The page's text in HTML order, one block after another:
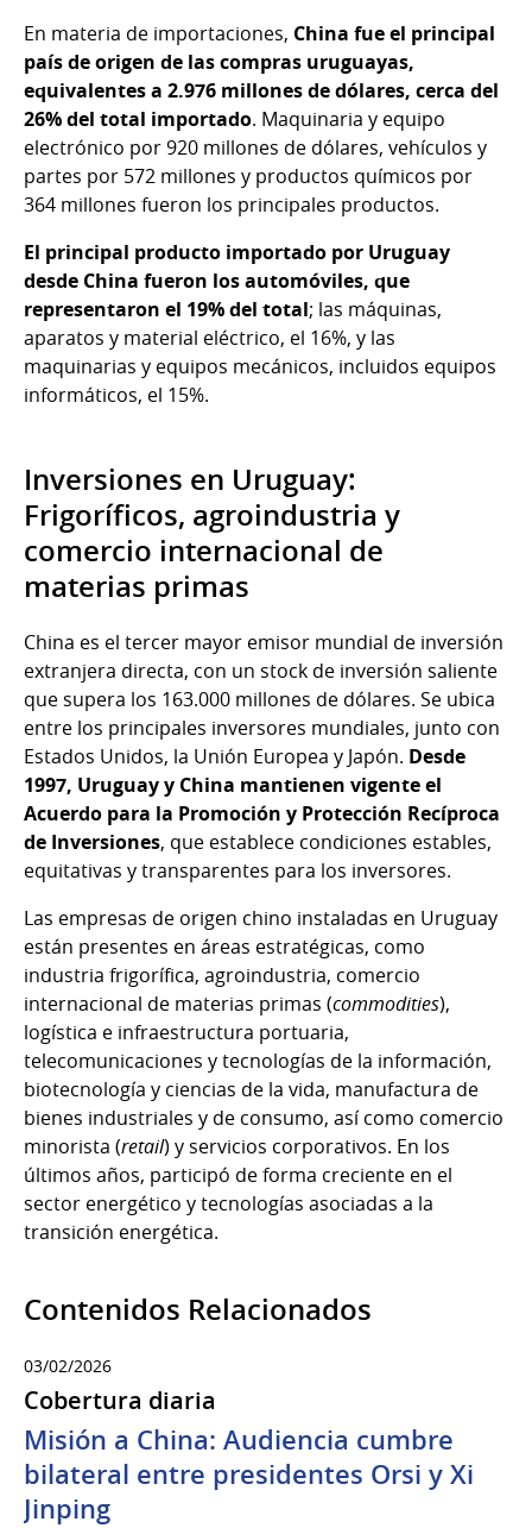
En materia de importaciones, China fue el principal
país de origen de las compras uruguayas,
equivalentes a 2.976 millones de dólares, cerca del
26% del total importado. Maquinaria y equipo
electrónico por 920 millones de dólares, vehículos y
partes por 572 millones y productos químicos por
364 millones fueron los principales productos.
El principal producto importado por Uruguay
desde China fueron los automóviles, que
representaron el 19% del total; las máquinas,
aparatos y material eléctrico, el 16%, y las
maquinarias y equipos mecánicos, incluidos equipos
informáticos, el 15%.
Inversiones en Uruguay:
Frigoríficos, agroindustria y
comercio internacional de
materias primas
China es el tercer mayor emisor mundial de inversión
extranjera directa, con un stock de inversión saliente
que supera los 163.000 millones de dólares. Se ubica
entre los principales inversores mundiales, junto con
Estados Unidos, la Unión Europea y Japón. Desde
1997, Uruguay y China mantienen vigente el
Acuerdo para la Promoción y Protección Recíproca
de Inversiones, que establece condiciones estables,
equitativas y transparentes para los inversores.
Las empresas de origen chino instaladas en Uruguay
están presentes en áreas estratégicas, como
industria frigorífica, agroindustria, comercio
internacional de materias primas (commodities),
logística e infraestructura portuaria,
telecomunicaciones y tecnologías de la información,
biotecnología y ciencias de la vida, manufactura de
bienes industriales y de consumo, así como comercio
minorista (retail) y servicios corporativos. En los
últimos años, participó de forma creciente en el
sector energético y tecnologías asociadas a la
transición energética.
Contenidos Relacionados
03/02/2026
Cobertura diaria
Misión a China: Audiencia cumbre
bilateral entre presidentes Orsi y Xi
Jinping